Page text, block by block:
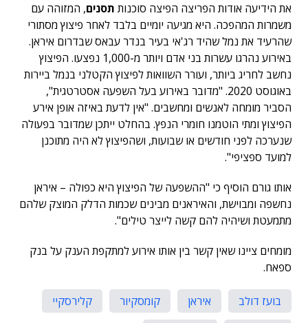
את הידיעה אודות הפריצה הפיצה סוכנות תסנים, המזוהה עם
משמרות המהפכה. היא מגיעה יומיים בלבד לאחר פיצוץ מסתורי
שהרעיד את נמל שהיד רג'אי בעיר בנדר עבאס שבדרום איראן.
באירוע נהרגו עשרות בני אדם ויותר מ-1,000 נפצעו. הפיצוץ
נחשב לחריג ביותר, ועורר השוואות לפיצוץ הקטלני בנמל ביירות
באוגוסט 2020. "מדובר באירוע בעל השפעה אסטרטגית",
הסביר מומחה לאנשים ומחשבים. "אין לדעת באיזה אופן אירע
הפיצוץ ומתי הוטמנו חומרי הנפץ. בהחלט ייתכן שמדובר בפעולה
שנערכה לפני חודשים או שבועות, ושהפיצוץ לא היה מתוכנן
למועד ספציפי".
אותו גורם הוסיף כי "ההשפעה של הפיצוץ היא כפולה – איראן
נחשפה ומבוישת, והאיראנים מבינים שכמות הדלק המוצק שלהם
מתמעטת ושיהיה להם קשה לייצר טילים".
מומחים ציינו שאין קשר בין אותו אירוע למתקפת הענק על בנק
ספאח.
בועז דולב איראן קומסקיור
קלירסקיי